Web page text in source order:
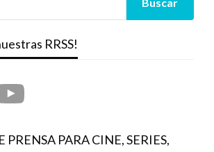
RRSS!
YouTube
PRENSA PARA CINE, SERIES,